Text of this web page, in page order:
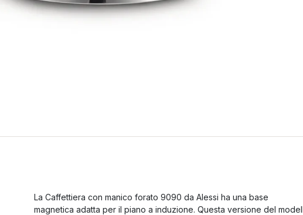
La Caffettiera con manico forato 9090 da Alessi ha una base
magnetica adatta per il piano a induzione. Questa versione del